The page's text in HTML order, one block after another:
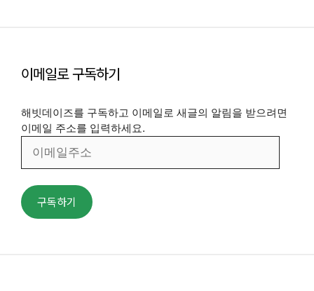
이메일로 구독하기
해빗데이즈를 구독하고 이메일로 새글의 알림을 받으려면
이메일 주소를 입력하세요.
주
소
구독하기